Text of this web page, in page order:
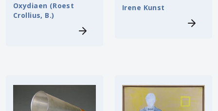
Oxydiaen (Roest
Crollius, B.)
Irene Kunst